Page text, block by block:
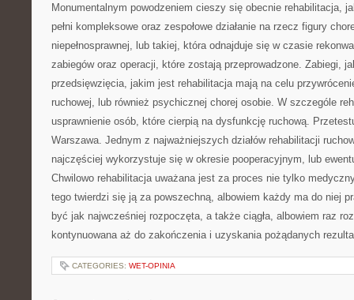
Monumentalnym powodzeniem cieszy się obecnie rehabilitacja,
pełni kompleksowe oraz zespołowe działanie na rzecz figury
niepełnosprawnej, lub takiej, która odnajduje się w czasie
zabiegów oraz operacji, które zostają przeprowadzone. Zabiegi,
przedsięwzięcia, jakim jest rehabilitacja mają na celu
ruchowej, lub również psychicznej chorej osobie. W szczególe
usprawnienie osób, które cierpią na dysfunkcję ruchową.
Warszawa. Jednym z najważniejszych działów rehabilitacji
najczęściej wykorzystuje się w okresie pooperacyjnym, lub
Chwilowo rehabilitacja uważana jest za proces nie tylko
tego twierdzi się ją za powszechną, albowiem każdy ma do niej
być jak najwcześniej rozpoczęta, a także ciągła, albowiem raz
kontynuowana aż do zakończenia i uzyskania pożądanych
CATEGORIES: WET-OPINIA